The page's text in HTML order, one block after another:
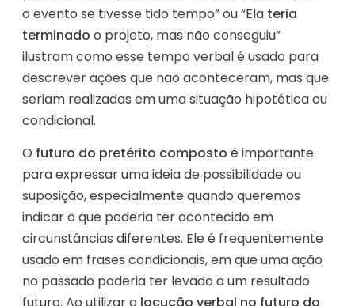
o evento se tivesse tido tempo” ou “Ela teria
terminado o projeto, mas não conseguiu”
ilustram como esse tempo verbal é usado para
descrever ações que não aconteceram, mas que
seriam realizadas em uma situação hipotética ou
condicional.
O futuro do pretérito composto é importante
para expressar uma ideia de possibilidade ou
suposição, especialmente quando queremos
indicar o que poderia ter acontecido em
circunstâncias diferentes. Ele é frequentemente
usado em frases condicionais, em que uma ação
no passado poderia ter levado a um resultado